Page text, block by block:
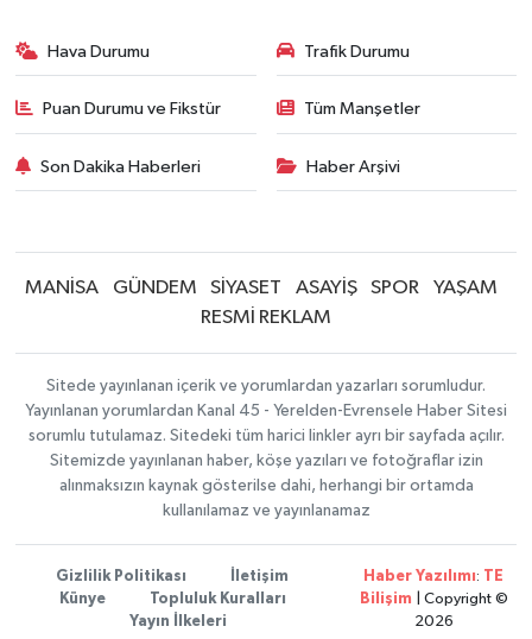
Hava Durumu Trafik Durumu
Puan Durumu ve Fikstür Tüm Manşetler
Son Dakika Haberleri Haber Arşivi
MANİSA GÜNDEM SİYASET ASAYİŞ SPOR
YAŞAM
RESMİ REKLAM
Sitede yayınlanan içerik ve yorumlardan yazarları sorumludur.
Yayınlanan yorumlardan Kanal 45 - Yerelden-Evrensele Haber Sitesi
sorumlu tutulamaz. Sitedeki tüm harici linkler ayrı bir sayfada açılır.
Sitemizde yayınlanan haber, köşe yazıları ve fotoğraflar izin
alınmaksızın kaynak gösterilse dahi, herhangi bir ortamda
kullanılamaz ve yayınlanamaz
Gizlilik Politikası
İletişim
Künye
Topluluk Kuralları
Yayın İlkeleri
Haber Yazılımı: TE
Bilişim | Copyright ©
2026